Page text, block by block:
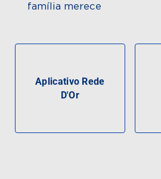
família merece
Aplicativo Rede
D'Or